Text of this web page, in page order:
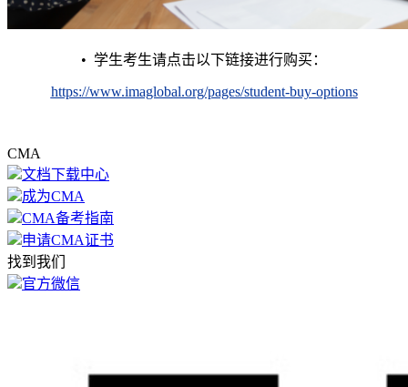
• 学生考生请点击以下链接进行购买：
https://www.imaglobal.org/pages/student-buy-options
CMA
文档下载中心
成为CMA
CMA备考指南
申请CMA证书
找到我们
官方微信